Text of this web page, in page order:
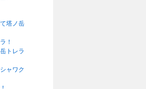
塔ノ岳
！
トレラ
ャワク